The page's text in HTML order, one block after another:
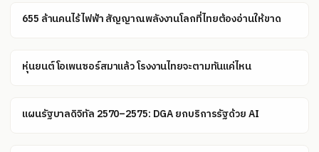
655 ล้านคนไร้ไฟฟ้า สัญญาณพลังงานโลกที่ไทยต้องอ่านให้ขาด
หุ่นยนต์โอเพนซอร์สมาแล้ว โรงงานไทยจะตามทันแค่ไหน
แผนรัฐบาลดิจิทัล 2570–2575: DGA ยกบริการรัฐด้วย AI